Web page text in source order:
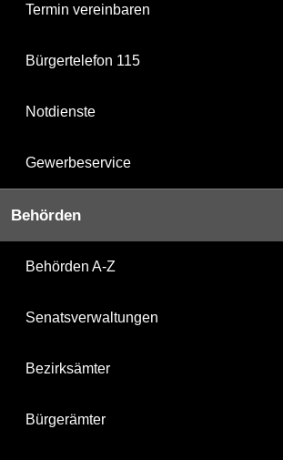
Termin vereinbaren
Bürgertelefon 115
Notdienste
Gewerbeservice
Behörden
Behörden A-Z
Senatsverwaltungen
Bezirksämter
Bürgerämter